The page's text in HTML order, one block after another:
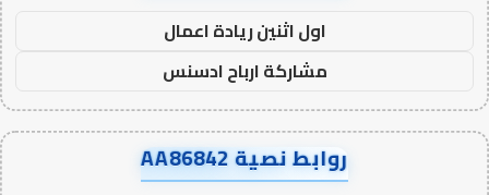
اول اثنين ريادة اعمال
مشاركة ارباح ادسنس
روابط نصية AA86842